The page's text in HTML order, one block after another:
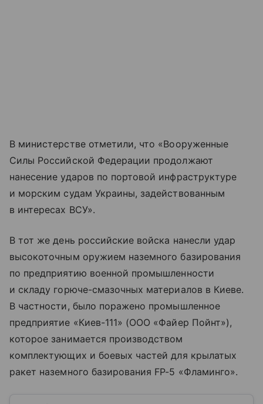
В министерстве отметили, что «Вооруженные
Силы Российской Федерации продолжают
нанесение ударов по портовой инфраструктуре
и морским судам Украины, задействованным
в интересах ВСУ».
В тот же день российские войска нанесли удар
высокоточным оружием наземного базирования
по предприятию военной промышленности
и складу горюче-смазочных материалов в Киеве.
В частности, было поражено промышленное
предприятие «Киев-111» (ООО «Файер Пойнт»),
которое занимается производством
комплектующих и боевых частей для крылатых
ракет наземного базирования FP-5 «Фламинго».